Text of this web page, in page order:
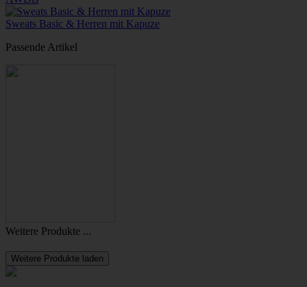
Sweats Basic & Herren mit Kapuze
Passende Artikel
Weitere Produkte ...
Weitere Produkte laden